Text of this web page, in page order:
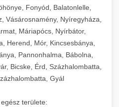
Fonyód, Balatonlelle,
Vásárosnamény, Nyíregyháza,
Máriapócs, Nyírbátor,
Herend, Mór, Kincsesbánya,
Pannonhalma, Bábolna,
Bicske, Érd, Százhalombatta,
Gyál
területe: